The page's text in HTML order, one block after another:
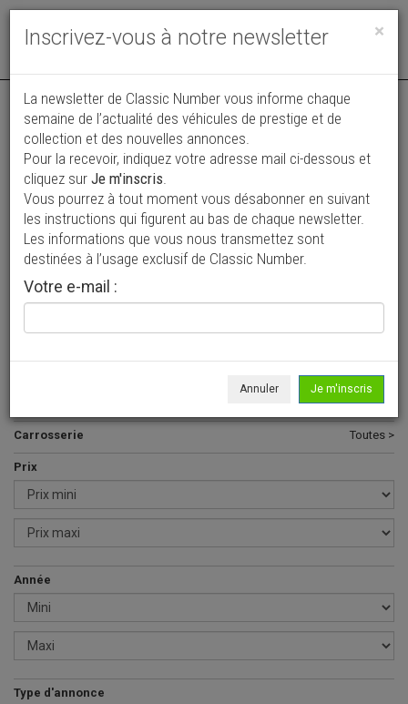
Toggle
Vos annonces vues par
plus de 4 millions de collectionneurs
Ajouter une annonce
> Rechercher un véhicule
928 >
Carrosserie Toutes >
Prix
Année
Type d'annonce
×
Inscrivez-vous à notre newsletter
La newsletter de Classic Number vous informe chaque
semaine de l’actualité des véhicules de prestige et de
collection et des nouvelles annonces.
Pour la recevoir, indiquez votre adresse mail ci-dessous et
cliquez sur Je m'inscris.
Vous pourrez à tout moment vous désabonner en suivant
les instructions qui figurent au bas de chaque newsletter.
Les informations que vous nous transmettez sont
destinées à l’usage exclusif de Classic Number.
Votre e-mail :
Annuler Je m'inscris